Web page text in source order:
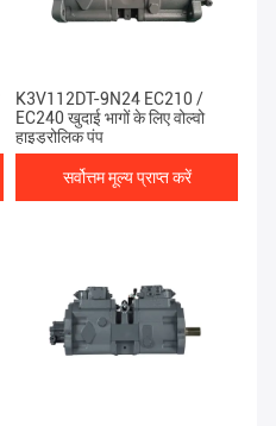
K3V112DT-9N24 EC210 /
EC240 खुदाई भागों के लिए वोल्वो
हाइड्रोलिक पंप
सर्वोत्तम मूल्य प्राप्त करें